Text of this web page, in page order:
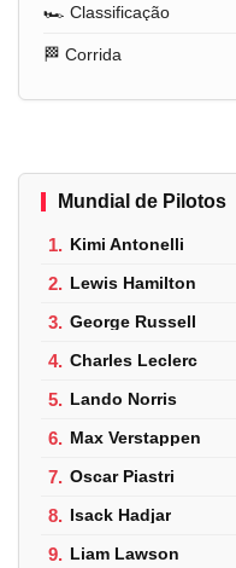
🏎️ Classificação
🏁 Corrida
Mundial de Pilotos
1. Kimi Antonelli
2. Lewis Hamilton
3. George Russell
4. Charles Leclerc
5. Lando Norris
6. Max Verstappen
7. Oscar Piastri
8. Isack Hadjar
9. Liam Lawson